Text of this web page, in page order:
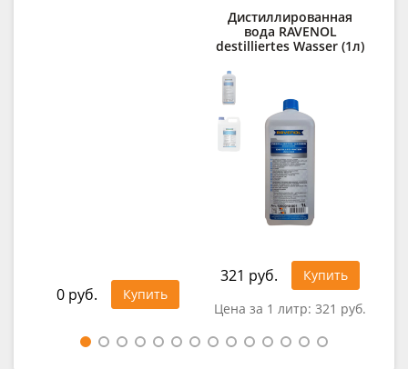
0 руб. Купить
Дистиллированная
вода RAVENOL
destilliertes Wasser (1л)
321 руб.
Купить
Цена за 1 литр: 321 руб.